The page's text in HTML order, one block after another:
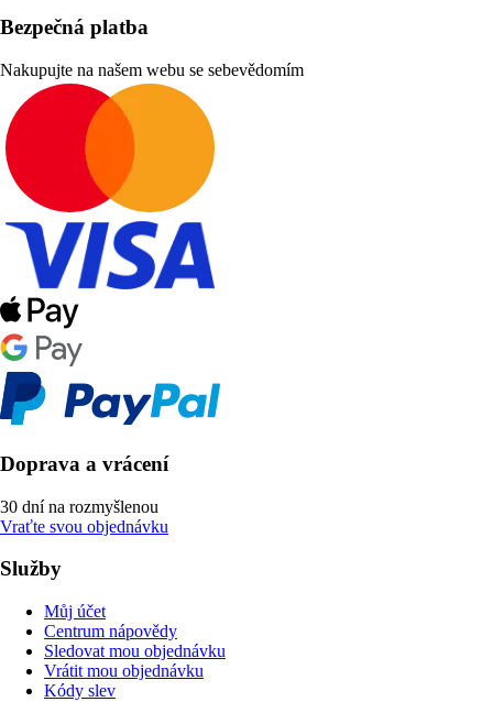
Bezpečná platba
Nakupujte na našem webu se sebevědomím
Doprava a vrácení
30 dní na rozmyšlenou
Vraťte svou objednávku
Služby
Můj účet
Centrum nápovědy
Sledovat mou objednávku
Vrátit mou objednávku
Kódy slev